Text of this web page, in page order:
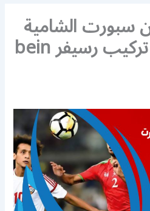
سبورت الشامية
/ 99009693 / تركيب رسيفر bein